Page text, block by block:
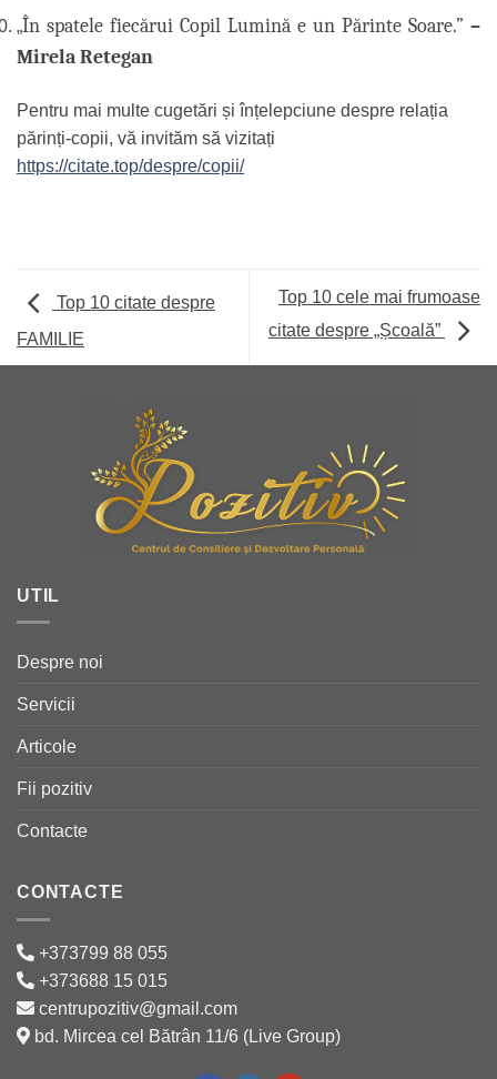
„În spatele fiecărui Copil Lumină e un Părinte Soare.” –
Mirela Retegan
Pentru mai multe cugetări și înțelepciune despre relația
părinți-copii, vă invităm să vizitați
https://citate.top/despre/copii/
Top 10 citate despre
FAMILIE
Top 10 cele mai frumoase
citate despre „Școală”
UTIL
Despre noi
Servicii
Articole
Fii pozitiv
Contacte
CONTACTE
+373799 88 055
+373688 15 015
centrupozitiv@gmail.com
bd. Mircea cel Bătrân 11/6 (Live Group)